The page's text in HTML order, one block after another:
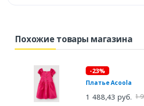
Похожие товары магазина
-23%
Платье Acoola
1 488,43 руб. 1